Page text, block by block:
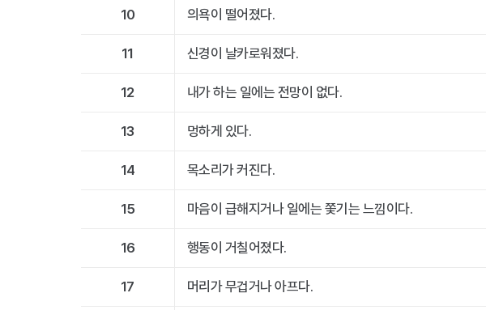
10 의욕이 떨어졌다.
11 신경이 날카로워졌다.
12 내가 하는 일에는 전망이 없다.
13 멍하게 있다.
14 목소리가 커진다.
15 마음이 급해지거나 일에는 쫓기는 느낌이다.
16 행동이 거칠어졌다.
17 머리가 무겁거나 아프다.